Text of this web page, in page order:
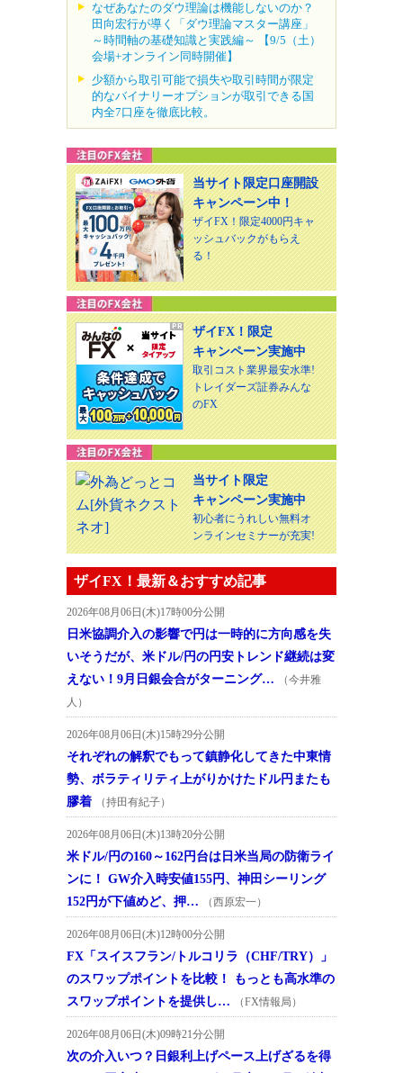
なぜあなたのダウ理論は機能しないのか？
田向宏行が導く「ダウ理論マスター講座」
～時間軸の基礎知識と実践編～ 【9/5（土）
会場+オンライン同時開催】
少額から取引可能で損失や取引時間が限定
的なバイナリーオプションが取引できる国
内全7口座を徹底比較。
当サイト限定口座開設
キャンペーン中！
ザイFX！限定4000円キャ
ッシュバックがもらえ
る！
ザイFX！限定
キャンペーン実施中
取引コスト業界最安水準!
トレイダーズ証券みんな
のFX
当サイト限定
キャンペーン実施中
初心者にうれしい無料オ
ンラインセミナーが充実!
ザイFX！最新＆おすすめ記事
2026年08月06日(木)17時00分公開
日米協調介入の影響で円は一時的に方向感を失
いそうだが、米ドル/円の円安トレンド継続は変
えない！9月日銀会合がターニング…
（今井雅
人）
2026年08月06日(木)15時29分公開
それぞれの解釈でもって鎮静化してきた中東情
勢、ボラティリティ上がりかけたドル円またも
膠着
（持田有紀子）
2026年08月06日(木)13時20分公開
米ドル/円の160～162円台は日米当局の防衛ライ
ンに！ GW介入時安値155円、神田シーリング
152円が下値めど、押…
（西原宏一）
2026年08月06日(木)12時00分公開
FX「スイスフラン/トルコリラ（CHF/TRY）」
のスワップポイントを比較！ もっとも高水準の
スワップポイントを提供し…
（FX情報局）
2026年08月06日(木)09時21分公開
次の介入いつ？日銀利上げペース上げざるを得